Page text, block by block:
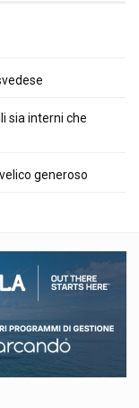
sia interni che
generoso